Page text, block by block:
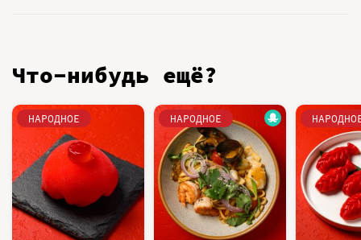
Что-нибудь ещё?
НАРОДНОЕ НАРОДНОЕ